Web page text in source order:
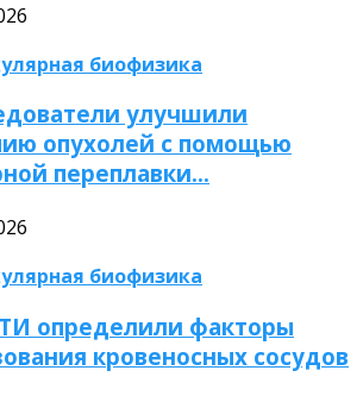
биофизика
улучшили
опухолей с помощью
переплавки…
биофизика
определили факторы
кровеносных сосудов